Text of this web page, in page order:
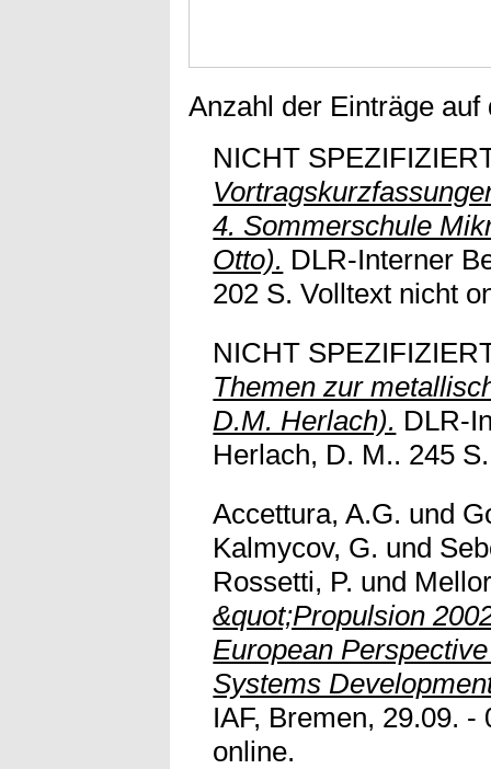
Anzahl der Einträge
NICHT
4. Sommerschule
Otto). DLR-Interner
202 S. Volltext nicht
NICHT
Themen zur
D.M. Herlach). DLR-
Herlach, D. M.. 245
Accettura, A.G. und
Kalmycov, G. und
Rossetti, P. und
&quot;Propulsion
European
Systems
IAF, Bremen, 29.09. -
online.